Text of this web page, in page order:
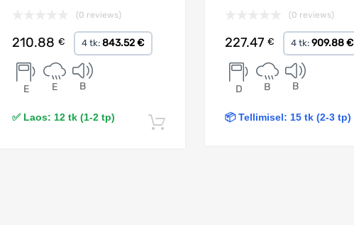
(0 reviews)
210.88 € 4 tk:843.52 €
E E B
✅ Laos: 12 tk (1-2 tp) Lisa korvi
(0 reviews)
227.47 € 4 tk:909.88 €
D B B
📦 Tellimisel: 15 tk (2-3 tp)